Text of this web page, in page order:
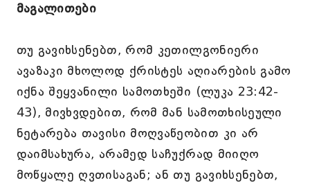
მაგალითები
თუ გავიხსენებთ, რომ კეთილგონიერი
ავაზაკი მხოლოდ ქრისტეს აღიარების გამო
იქნა შეყვანილი სამოთხეში (ლუკა 23:42-
43), მივხვდებით, რომ მან სამოთხისეული
ნეტარება თავისი მოღვაწეობით კი არ
დაიმსახურა, არამედ საჩუქრად მიიღო
მოწყალე ღვთისაგან; ან თუ გავიხსენებთ,